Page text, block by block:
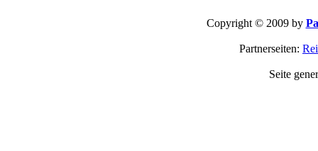
Copyright © 2009 by
Partnerseiten:
Seite